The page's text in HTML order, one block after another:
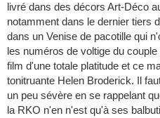
livré dans des décors Art-Déco
notamment dans le dernier tiers
dans un Venise de pacotille qui
les numéros de voltige du
film d'une totale platitude et ce
tonitruante Helen Broderick. Il
un peu sévère en se rappelant
la RKO n'en n'est qu'à ses